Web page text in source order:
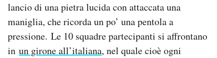
lancio di una pietra lucida con attaccata una
maniglia, che ricorda un po’ una pentola a
pressione. Le 10 squadre partecipanti si affrontano
in un girone all’italiana, nel quale cioè ogni